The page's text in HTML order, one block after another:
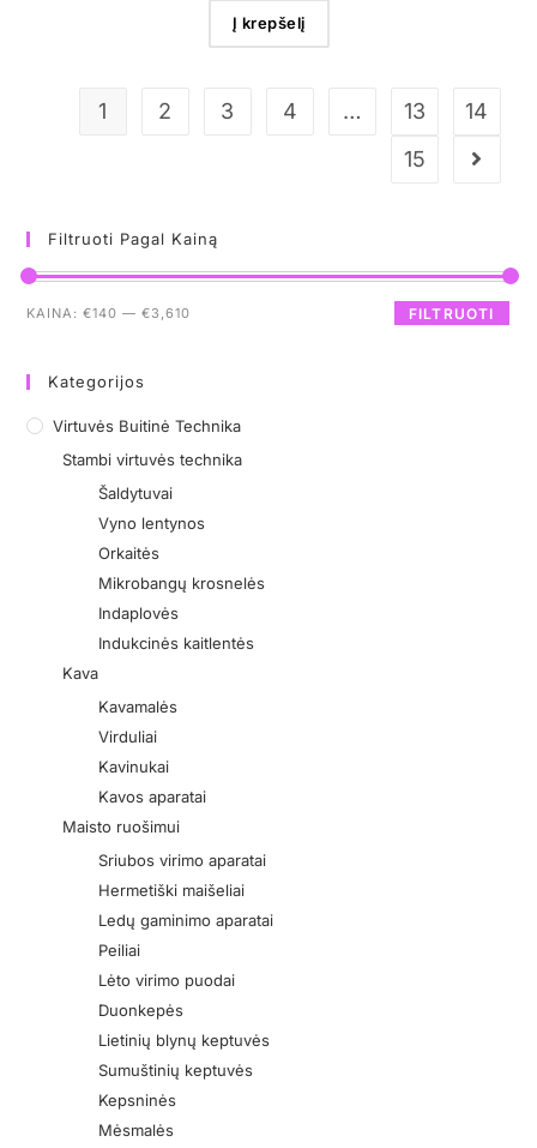
Į krepšelį
1 2 3 4 … 13
14
15
Filtruoti Pagal Kainą
FILTRUOTI
KAINA:€140 —€3,610
Kategorijos
Virtuvės Buitinė Technika
Stambi virtuvės technika
Šaldytuvai
Vyno lentynos
Orkaitės
Mikrobangų krosnelės
Indaplovės
Indukcinės kaitlentės
Kava
Kavamalės
Virduliai
Kavinukai
Kavos aparatai
Maisto ruošimui
Sriubos virimo aparatai
Hermetiški maišeliai
Ledų gaminimo aparatai
Peiliai
Lėto virimo puodai
Duonkepės
Lietinių blynų keptuvės
Sumuštinių keptuvės
Kepsninės
Mėsmalės